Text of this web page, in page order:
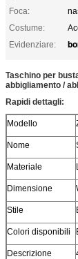
Foca:
Costume:
Evidenziare:
Taschino per
abbigliamento /
Rapidi dettagli:
Modello
Nome
Materiale
Dimensione
Stile
Colori disponibili
Descrizione